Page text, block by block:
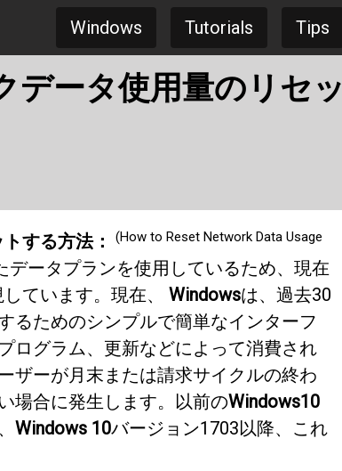
Windows Tutorials Tips
データ使用量のリセッ
する方法：
(How to Reset Network Data Usage
データプランを使用しているため、現在
ています。現在、 Windowsは、過去30
るためのシンプルで簡単なインターフ
ログラム、更新などによって消費され
ザーが月末または請求サイクルの終わ
場合に発生します。以前のWindows10
Windows 10バージョン1703以降、これ